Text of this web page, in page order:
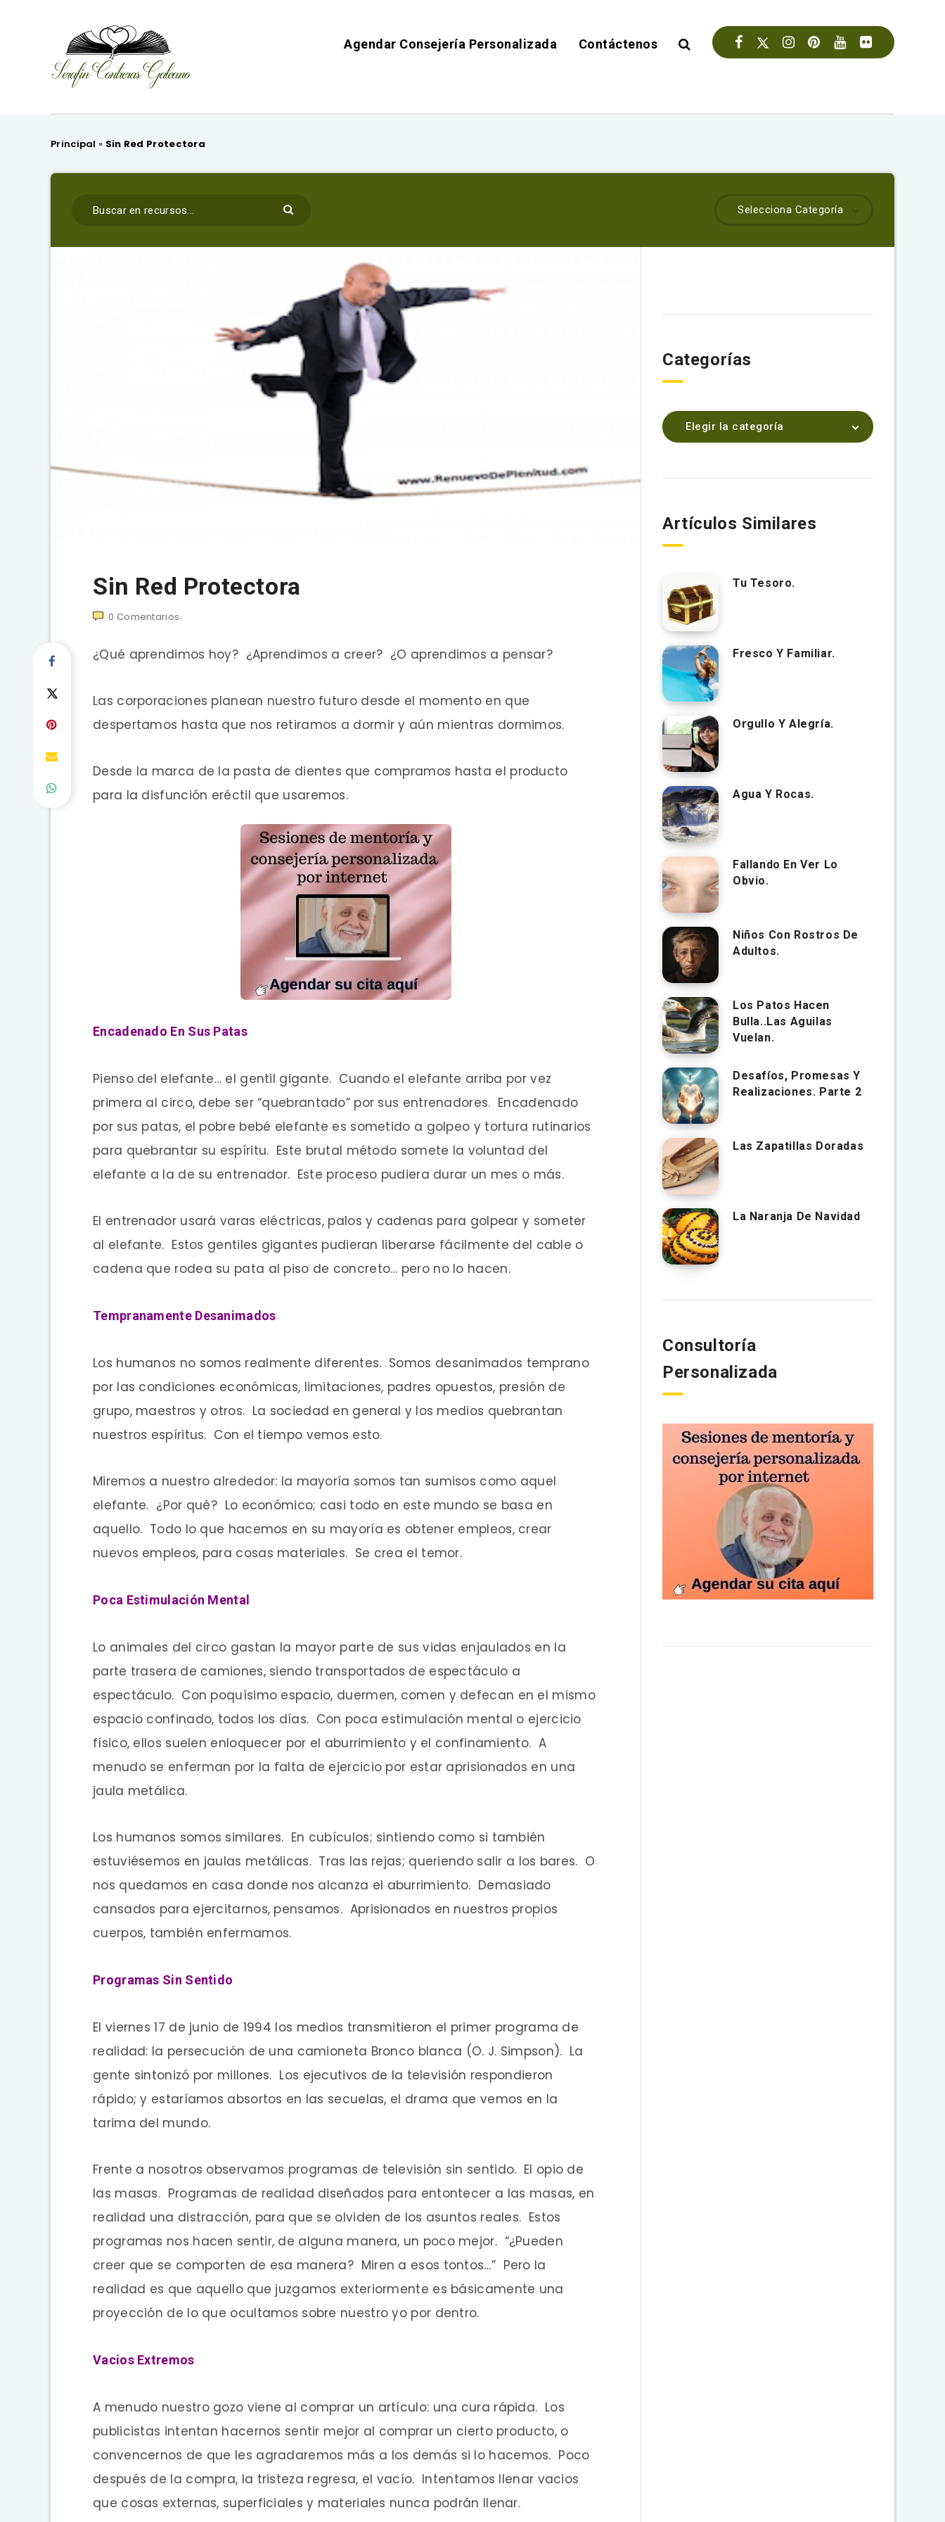
Agendar Consejería Personalizada Contáctenos
Principal » Sin Red Protectora
Selecciona Categoría
Sin Red Protectora
0 Comentarios
¿Qué aprendimos hoy? ¿Aprendimos a creer? ¿O aprendimos a pensar?
Las corporaciones planean nuestro futuro desde el momento en que
despertamos hasta que nos retiramos a dormir y aún mientras dormimos.
Desde la marca de la pasta de dientes que compramos hasta el producto
para la disfunción eréctil que usaremos.
Encadenado En Sus Patas
Pienso del elefante… el gentil gigante. Cuando el elefante arriba por vez
primera al circo, debe ser “quebrantado” por sus entrenadores. Encadenado
por sus patas, el pobre bebé elefante es sometido a golpeo y tortura rutinarios
para quebrantar su espíritu. Este brutal método somete la voluntad del
elefante a la de su entrenador. Este proceso pudiera durar un mes o más.
El entrenador usará varas eléctricas, palos y cadenas para golpear y someter
al elefante. Estos gentiles gigantes pudieran liberarse fácilmente del cable o
cadena que rodea su pata al piso de concreto… pero no lo hacen.
Tempranamente Desanimados
Los humanos no somos realmente diferentes. Somos desanimados temprano
por las condiciones económicas, limitaciones, padres opuestos, presión de
grupo, maestros y otros. La sociedad en general y los medios quebrantan
nuestros espíritus. Con el tiempo vemos esto.
Miremos a nuestro alrededor: la mayoría somos tan sumisos como aquel
elefante. ¿Por qué? Lo económico; casi todo en este mundo se basa en
aquello. Todo lo que hacemos en su mayoría es obtener empleos, crear
nuevos empleos, para cosas materiales. Se crea el temor.
Poca Estimulación Mental
Lo animales del circo gastan la mayor parte de sus vidas enjaulados en la
parte trasera de camiones, siendo transportados de espectáculo a
espectáculo. Con poquísimo espacio, duermen, comen y defecan en el mismo
espacio confinado, todos los días. Con poca estimulación mental o ejercicio
físico, ellos suelen enloquecer por el aburrimiento y el confinamiento. A
menudo se enferman por la falta de ejercicio por estar aprisionados en una
jaula metálica.
Los humanos somos similares. En cubículos; sintiendo como si también
estuviésemos en jaulas metálicas. Tras las rejas; queriendo salir a los bares. O
nos quedamos en casa donde nos alcanza el aburrimiento. Demasiado
cansados para ejercitarnos, pensamos. Aprisionados en nuestros propios
cuerpos, también enfermamos.
Programas Sin Sentido
El viernes 17 de junio de 1994 los medios transmitieron el primer programa de
realidad: la persecución de una camioneta Bronco blanca (O. J. Simpson). La
gente sintonizó por millones. Los ejecutivos de la televisión respondieron
rápido; y estaríamos absortos en las secuelas, el drama que vemos en la
tarima del mundo.
Frente a nosotros observamos programas de televisión sin sentido. El opio de
las masas. Programas de realidad diseñados para entontecer a las masas, en
realidad una distracción, para que se olviden de los asuntos reales. Estos
programas nos hacen sentir, de alguna manera, un poco mejor. “¿Pueden
creer que se comporten de esa manera? Miren a esos tontos…” Pero la
realidad es que aquello que juzgamos exteriormente es básicamente una
proyección de lo que ocultamos sobre nuestro yo por dentro.
Vacios Extremos
A menudo nuestro gozo viene al comprar un artículo: una cura rápida. Los
publicistas intentan hacernos sentir mejor al comprar un cierto producto, o
convencernos de que les agradaremos más a los demás si lo hacemos. Poco
después de la compra, la tristeza regresa, el vacío. Intentamos llenar vacios
que cosas externas, superficiales y materiales nunca podrán llenar.
Categorías
Elegir la categoría
Artículos Similares
Tu Tesoro.
Fresco Y Familiar.
Orgullo Y Alegría.
Agua Y Rocas.
Fallando En Ver Lo
Obvio.
Niños Con Rostros De
Adultos.
Los Patos Hacen
Bulla..Las Aguilas
Vuelan.
Desafíos, Promesas Y
Realizaciones. Parte 2
Las Zapatillas Doradas
La Naranja De Navidad
Consultoría
Personalizada